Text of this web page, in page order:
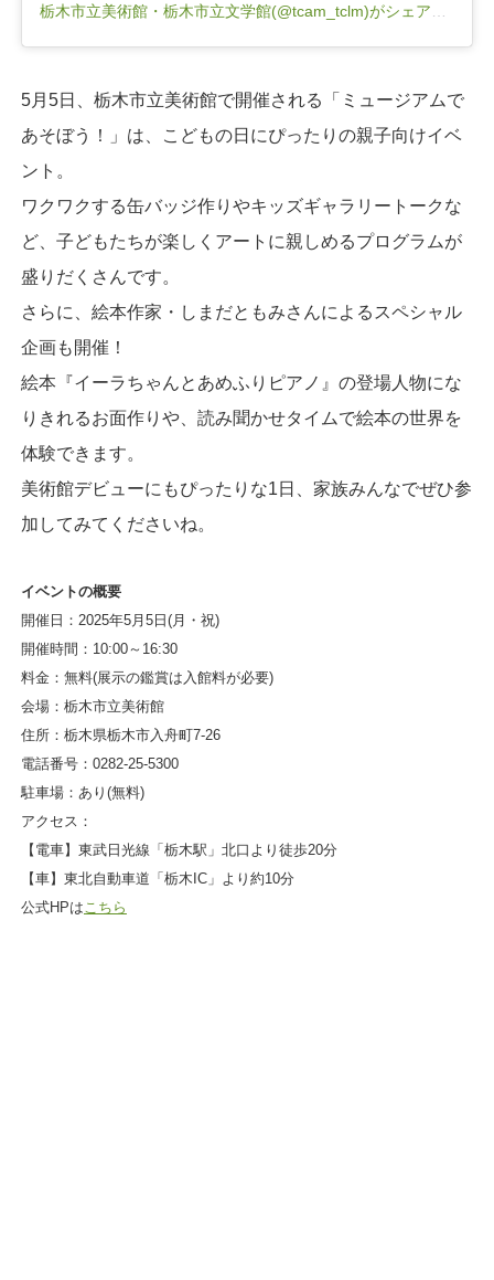
5月5日、栃木市立美術館で開催される「ミュージアムで
あそぼう！」は、こどもの日にぴったりの親子向けイベ
ント。
ワクワクする缶バッジ作りやキッズギャラリートークな
ど、子どもたちが楽しくアートに親しめるプログラムが
盛りだくさんです。
さらに、絵本作家・しまだともみさんによるスペシャル
企画も開催！
絵本『イーラちゃんとあめふりピアノ』の登場人物にな
りきれるお面作りや、読み聞かせタイムで絵本の世界を
体験できます。
美術館デビューにもぴったりな1日、家族みんなでぜひ参
加してみてくださいね。
イベントの概要
開催日：2025年5月5日(月・祝)
開催時間：10:00～16:30
料金：無料(展示の鑑賞は入館料が必要)
会場：栃木市立美術館
住所：栃木県栃木市入舟町7-26
電話番号：0282-25-5300
駐車場：あり(無料)
アクセス：
【電車】東武日光線「栃木駅」北口より徒歩20分
【車】東北自動車道「栃木IC」より約10分
公式HPはこちら